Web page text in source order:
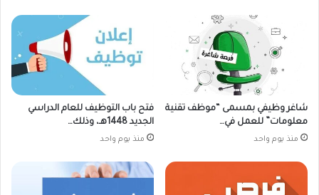
شاغر وظيفي بمسمى “موظف تقنية
معلومات” للعمل في…
منذ يوم واحد
فتح باب التوظيف للعام الدراسي
الجديد 1448هـ، وذلك…
منذ يوم واحد